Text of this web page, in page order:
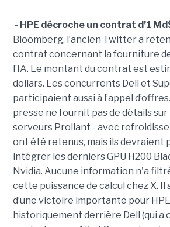
- HPE décroche un contrat d’1
Bloomberg, l’ancien Twitter a
contrat concernant la fourniture
l’IA. Le montant du contrat est
dollars. Les concurrents Dell et
participaient aussi à l’appel
presse ne fournit pas de détails sur
serveurs Proliant - avec
ont été retenus, mais ils devraient
intégrer les derniers GPU H200
Nvidia. Aucune information n'a
cette puissance de calcul chez X. Il
d’une victoire importante pour
historiquement derrière Dell (qui a